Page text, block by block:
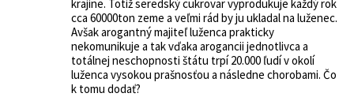
krajine. Totiž seredský cukrovar vyprodukuje každý rok
cca 60000ton zeme a veľmi rád by ju ukladal na luženec.
Avšak arogantný majiteľ luženca prakticky
nekomunikuje a tak vďaka arogancii jednotlivca a
totálnej neschopnosti štátu trpí 20.000 ľudí v okolí
luženca vysokou prašnosťou a následne chorobami. Čo
k tomu dodať?